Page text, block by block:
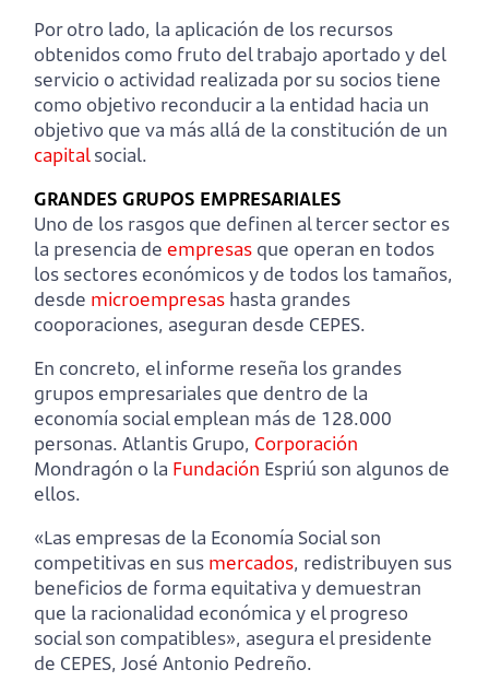
Por otro lado, la aplicación de los recursos
obtenidos como fruto del trabajo aportado y del
servicio o actividad realizada por su socios tiene
como objetivo reconducir a la entidad hacia un
objetivo que va más allá de la constitución de un
capitalsocial.
GRANDES GRUPOS EMPRESARIALES
Uno de los rasgos que definen al tercer sector es
la presencia de empresas que operan en todos
los sectores económicos y de todos los tamaños,
desde microempresas hasta grandes
cooporaciones, aseguran desde CEPES.
En concreto, el informe reseña los grandes
grupos empresariales que dentro de la
economía social emplean más de 128.000
personas. Atlantis Grupo, Corporación
Mondragón o la Fundación Espriú son algunos de
ellos.
«Las empresas de la Economía Social son
competitivas en sus mercados, redistribuyen sus
beneficios de forma equitativa y demuestran
que la racionalidad económica y el progreso
social son compatibles», asegura el presidente
de CEPES, José Antonio Pedreño.